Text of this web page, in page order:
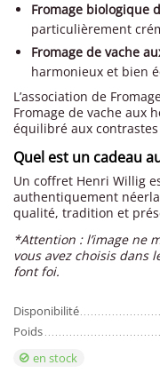
Fromage biologique
particulièrement
Fromage de vache
harmonieux et bien
L’association de
Fromage de vache aux
équilibré aux
Quel est un cadeau
Un coffret Henri Willig
authentiquement
qualité, tradition et
*Attention : l’image ne
vous avez choisis dans
font foi.
Disponibilité
Poids
en stock